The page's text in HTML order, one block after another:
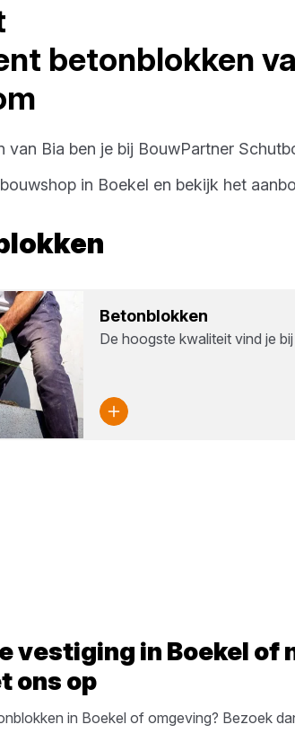
betonblokken
van Bia ben je bij BouwPartner
in Boekel en bekijk het
Beton­blok­ken
De hoogste kwaliteit vind je
vestiging in Boekel of
ons op
in Boekel of omgeving? Bezoek